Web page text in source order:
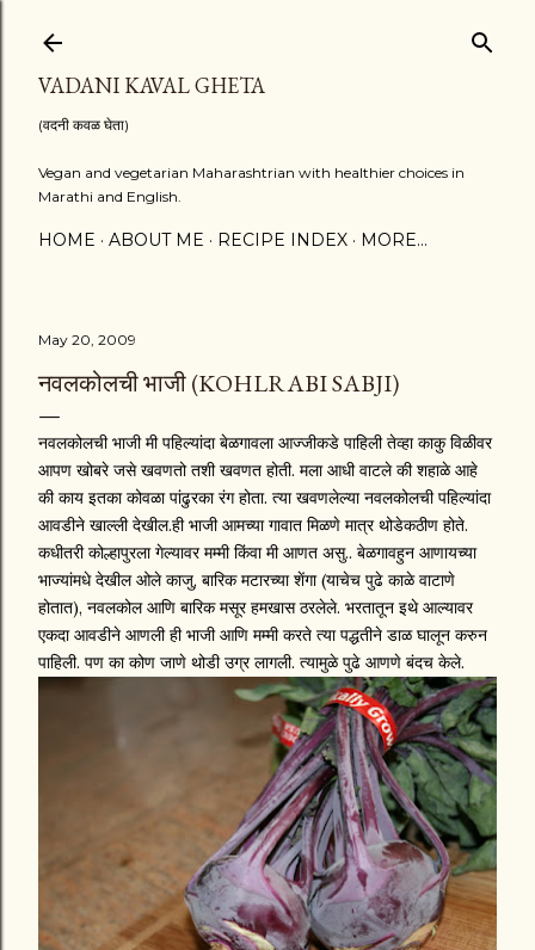
VADANI KAVAL GHETA
(वदनी कवळ घेता)
Vegan and vegetarian Maharashtrian with healthier choices in
Marathi and English.
HOME ABOUT ME RECIPE INDEX MORE…
May 20, 2009
नवलकोलची भाजी (KOHLRABI SABJI)
नवलकोलची भाजी मी पहिल्यांदा बेळगावला आज्जीकडे पाहिली तेव्हा काकु विळीवर
आपण खोबरे जसे खवणतो तशी खवणत होती. मला आधी वाटले की शहाळे आहे
की काय इतका कोवळा पांढुरका रंग होता. त्या खवणलेल्या नवलकोलची पहिल्यांदा
आवडीने खाल्ली देखील.ही भाजी आमच्या गावात मिळणे मात्र थोडेकठीण होते.
कधीतरी कोल्हापुरला गेल्यावर मम्मी किंवा मी आणत असु.. बेळगावहुन आणायच्या
भाज्यांमधे देखील ओले काजु, बारिक मटारच्या शेंगा (याचेच पुढे काळे वाटाणे
होतात), नवलकोल आणि बारिक मसूर हमखास ठरलेले. भरतातून इथे आल्यावर
एकदा आवडीने आणली ही भाजी आणि मम्मी करते त्या पद्धतीने डाळ घालून करुन
पाहिली. पण का कोण जाणे थोडी उग्र लागली. त्यामुळे पुढे आणणे बंदच केले.